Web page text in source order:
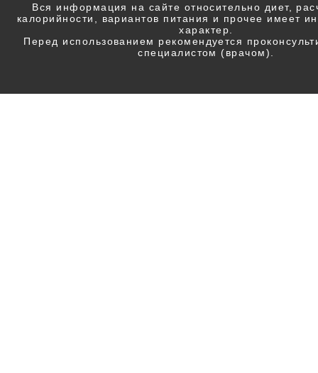
Вся информация на сайте относительно диет,
калорийности, вариантов питания и прочее имеет
характер.
Перед использованием рекомендуется
специалистом (врачом).